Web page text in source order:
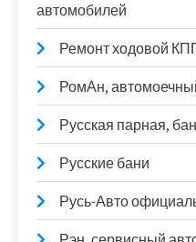
автомобилей
Ремонт ходовой
РомАн,
Русская парная,
Русские бани
Русь-Авто